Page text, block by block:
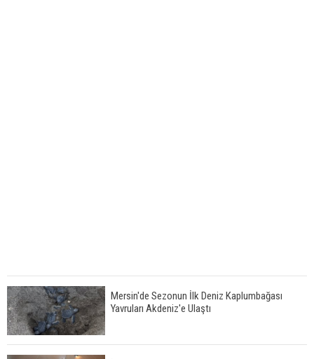
Mersin'de Sezonun İlk Deniz Kaplumbağası
Yavruları Akdeniz'e Ulaştı